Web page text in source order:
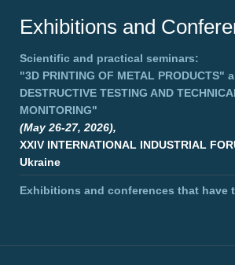
Exhibitions and
Scientific and practical seminars:
"3D PRINTING OF METAL PRODUCTS"
DESTRUCTIVE TESTING AND
MONITORING"
(May 26-27, 2026),
XXIV INTERNATIONAL INDUSTRIAL
Ukraine
Exhibitions and conferences that have